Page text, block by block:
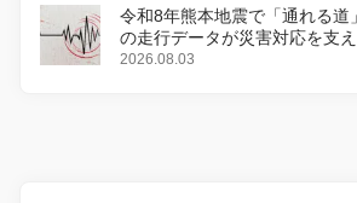
令和8年熊本地震で「通れる道
の走行データが災害対応を支
2026.08.03